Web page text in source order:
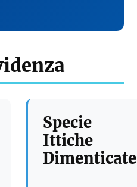
Specie
Ittiche
Dimenticate